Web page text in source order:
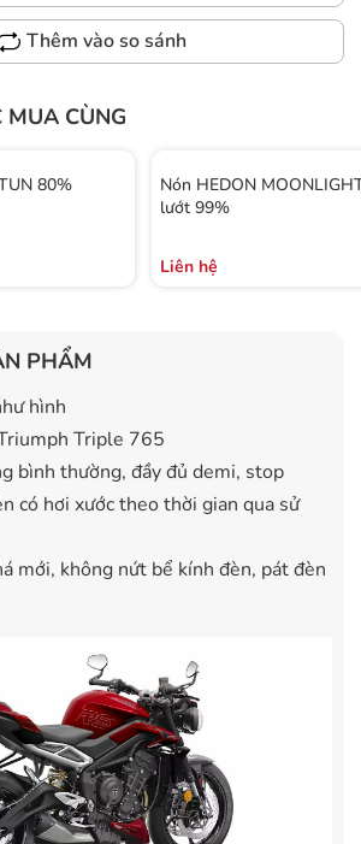
Thêm vào so sánh
CÙNG
80%
Nón HEDON
lướt 99%
Liên hệ
PHẨM
hình
Triple 765
bình thường, đầy đủ demi, stop
có hơi xước theo thời gian qua sử
mới, không nứt bể kính đèn, pát đèn